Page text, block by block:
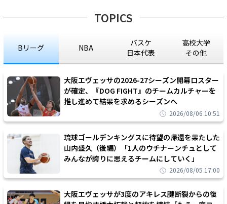
TOPICS
Bリーグ NBA
バスケ
日本代表
高校大学
その他
大阪エヴェッサの2026-27シーズン開幕ロスター
が確定、『DOG FIGHT』のチームカルチャーを
推し進めて結果を求めるシーズンへ
2026/08/06 10:51
琉球ゴールデンキングスに待望の帰還を果たした
山内盛久（後編）「1人のウチナーンチュとして
みんなが誇りに思えるチームにしていく」
2026/08/05 17:00
大阪エヴェッサが3度のアキレス腱断裂からの復